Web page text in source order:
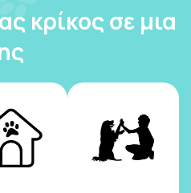
κρίκος σε μια